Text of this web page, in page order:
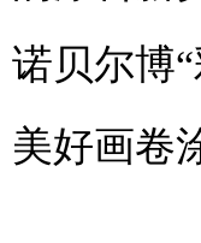
诺贝尔博
美好画卷